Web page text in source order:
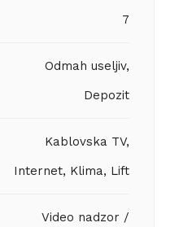
7
Odmah useljiv,
Depozit
Kablovska TV,
Internet, Klima, Lift
Video nadzor /